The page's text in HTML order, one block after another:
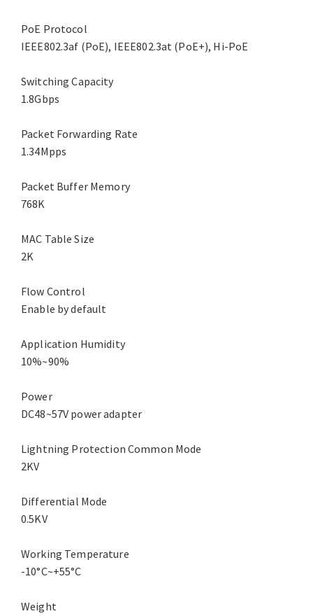
PoE Protocol
IEEE802.3af (PoE), IEEE802.3at (PoE+), Hi-PoE
Switching Capacity
1.8Gbps
Packet Forwarding Rate
1.34Mpps
Packet Buffer Memory
768K
MAC Table Size
2K
Flow Control
Enable by default
Application Humidity
10%~90%
Power
DC48~57V power adapter
Lightning Protection Common Mode
2KV
Differential Mode
0.5KV
Working Temperature
-10°C~+55°C
Weight